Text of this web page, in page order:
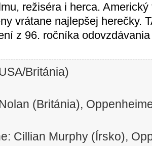
režiséra i herca.
vrátane najlepšej herečky.
z 96. ročníka
Británia)
(Británia),
Cillian Murphy (Írsko),